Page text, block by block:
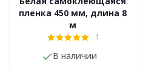
пленка 450 мм, длина 8
м
1
В наличии